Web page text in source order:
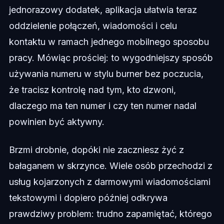
jednorazowy dodatek, aplikacja ułatwia teraz
oddzielenie połączeń, wiadomości i celu
kontaktu w ramach jednego mobilnego sposobu
pracy. Mówiąc prościej: to wygodniejszy sposób
używania numeru w stylu burner bez poczucia,
że tracisz kontrolę nad tym, kto dzwoni,
dlaczego ma ten numer i czy ten numer nadal
powinien być aktywny.
Brzmi drobnie, dopóki nie zaczniesz żyć z
bałaganem w skrzynce. Wiele osób przechodzi z
usług kojarzonych z darmowymi wiadomościami
tekstowymi i dopiero później odkrywa
prawdziwy problem: trudno zapamiętać, którego